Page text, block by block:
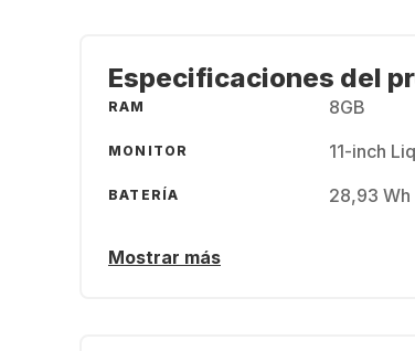
Especificaciones del
RAM 8GB
MONITOR 11-inch
BATERÍA 28,93 Wh
Mostrar más